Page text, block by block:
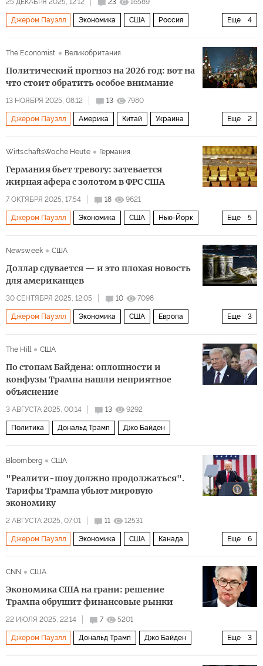
25 ДЕКАБРЯ 2025, 12:12 23 16589
Еще 4
Джером Пауэлл Экономика США Россия
The Economist
Великобритания
Политический прогноз на 2026 год: вот на
что стоит обратить особое внимание
13 НОЯБРЯ 2025, 08:12 13 7980
Еще 2
Джером Пауэлл Америка Китай Украина
WirtschaftsWoche Heute
Германия
Германия бьет тревогу: затевается
жирная афера с золотом в ФРС США
7 ОКТЯБРЯ 2025, 17:54 18 9621
Еще 5
Джером Пауэлл Экономика США Нью-Йорк
Newsweek США
Доллар сдувается — и это плохая новость
для американцев
30 СЕНТЯБРЯ 2025, 12:05 10 7098
Еще 3
Джером Пауэлл Экономика США Европа
The Hill
США
По стопам Байдена: оплошности и
конфузы Трампа нашли неприятное
объяснение
3 АВГУСТА 2025, 00:14 13 9292
Политика Дональд Трамп Джо Байден
Bloomberg США
"Реалити-шоу должно продолжаться".
Тарифы Трампа убьют мировую
экономику
2 АВГУСТА 2025, 07:01 11 12531
Еще 6
Джером Пауэлл Экономика США Канада
CNN США
Экономика США на грани: решение
Трампа обрушит финансовые рынки
22 ИЮЛЯ 2025, 22:14 7 5201
Еще 3
Джером Пауэлл Дональд Трамп Джо Байден